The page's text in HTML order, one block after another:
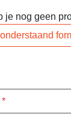
je nog geen
*